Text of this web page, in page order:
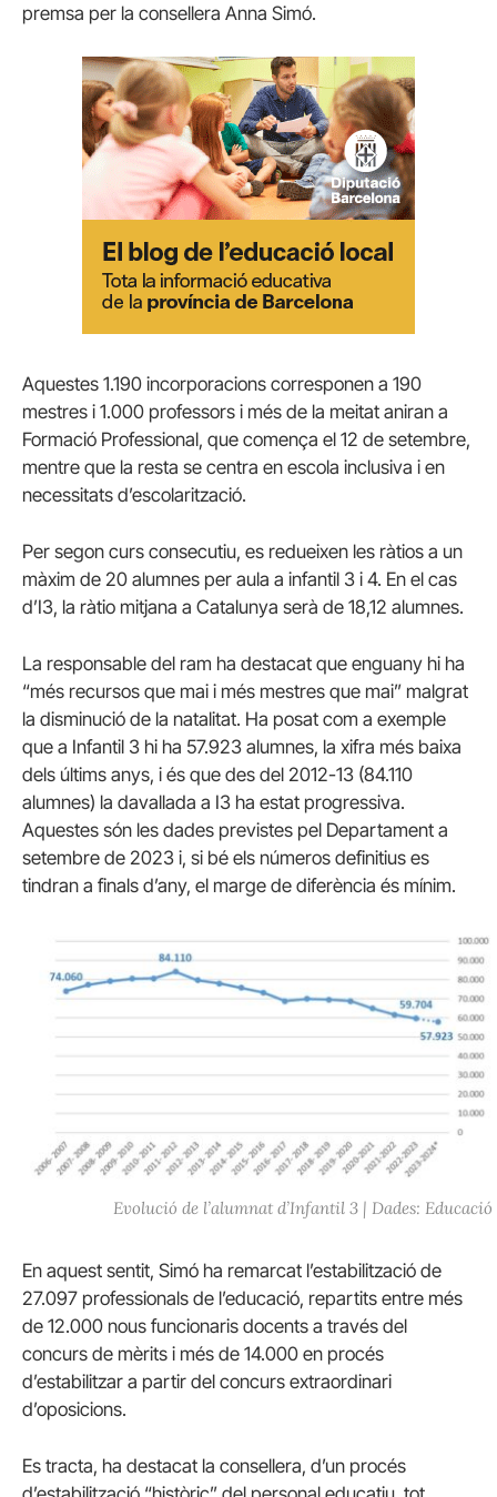
premsa per la consellera Anna Simó.
Aquestes 1.190 incorporacions corresponen a 190
mestres i 1.000 professors i més de la meitat aniran a
Formació Professional, que comença el 12 de setembre,
mentre que la resta se centra en escola inclusiva i en
necessitats d’escolarització.
Per segon curs consecutiu, es redueixen les ràtios a un
màxim de 20 alumnes per aula a infantil 3 i 4. En el cas
d’I3, la ràtio mitjana a Catalunya serà de 18,12 alumnes.
La responsable del ram ha destacat que enguany hi ha
“més recursos que mai i més mestres que mai” malgrat
la disminució de la natalitat. Ha posat com a exemple
que a Infantil 3 hi ha 57.923 alumnes, la xifra més baixa
dels últims anys, i és que des del 2012-13 (84.110
alumnes) la davallada a I3 ha estat progressiva.
Aquestes són les dades previstes pel Departament a
setembre de 2023 i, si bé els números definitius es
tindran a finals d’any, el marge de diferència és mínim.
Evolució de l’alumnat d’Infantil 3 | Dades: Educació
En aquest sentit, Simó ha remarcat l’estabilització de
27.097 professionals de l’educació, repartits entre més
de 12.000 nous funcionaris docents a través del
concurs de mèrits i més de 14.000 en procés
d’estabilitzar a partir del concurs extraordinari
d’oposicions.
Es tracta, ha destacat la consellera, d’un procés